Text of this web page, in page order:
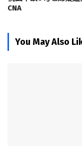
CNA
You May Also